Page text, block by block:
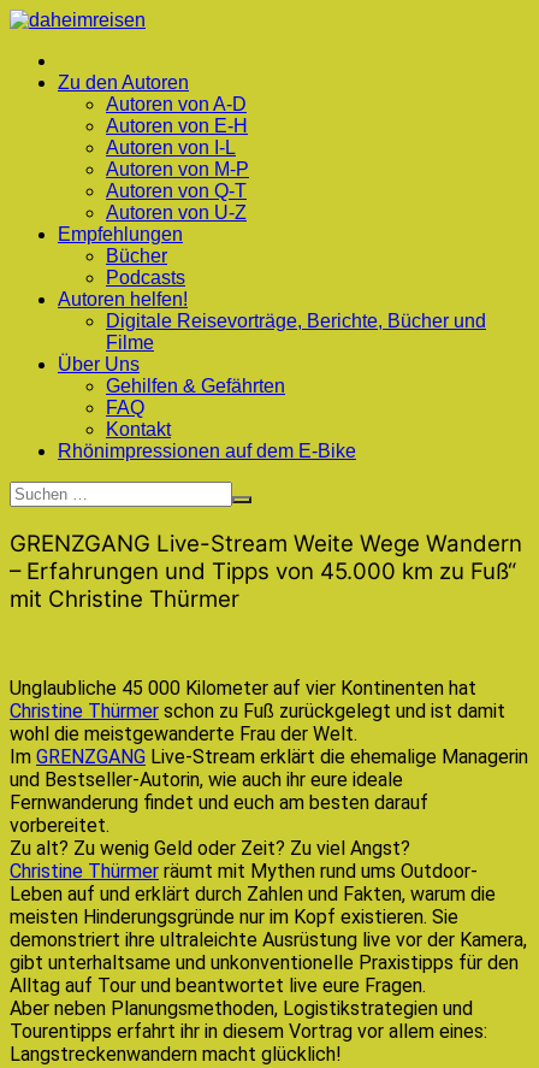
Zum
springen
Zu den Autoren
Autoren von A-D
Autoren von E-H
Autoren von I-L
Autoren von M-P
Autoren von Q-T
Autoren von U-Z
Empfehlungen
Bücher
Podcasts
Autoren helfen!
Digitale Reisevorträge, Berichte, Bücher und
Filme
Über Uns
Gehilfen & Gefährten
FAQ
Kontakt
Rhönimpressionen auf dem E-Bike
GRENZGANG Live-Stream Weite Wege Wandern
– Erfahrungen und Tipps von 45.000 km zu Fuß“
mit Christine Thürmer
Unglaubliche 45 000 Kilometer auf vier Kontinenten hat
Christine Thürmer schon zu Fuß zurückgelegt und ist damit
wohl die meistgewanderte Frau der Welt.
Im GRENZGANG Live-Stream erklärt die ehemalige Managerin
und Bestseller-Autorin, wie auch ihr eure ideale
Fernwanderung findet und euch am besten darauf
vorbereitet.
Zu alt? Zu wenig Geld oder Zeit? Zu viel Angst?
Christine Thürmer räumt mit Mythen rund ums Outdoor-
Leben auf und erklärt durch Zahlen und Fakten, warum die
meisten Hinderungsgründe nur im Kopf existieren. Sie
demonstriert ihre ultraleichte Ausrüstung live vor der Kamera,
gibt unterhaltsame und unkonventionelle Praxistipps für den
Alltag auf Tour und beantwortet live eure Fragen.
Aber neben Planungsmethoden, Logistikstrategien und
Tourentipps erfahrt ihr in diesem Vortrag vor allem eines:
Langstreckenwandern macht glücklich!